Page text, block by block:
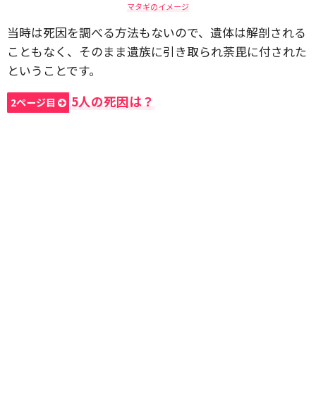
マタギのイメージ
当時は死因を調べる方法もないので、遺体は解剖される
こともなく、そのまま遺族に引き取られ荼毘に付された
ということです。
2ページ目 5人の死因は？